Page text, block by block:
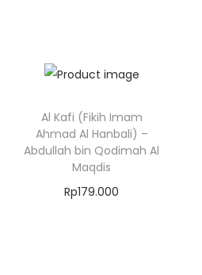
Al Kafi (Fikih Imam
Ahmad Al Hanbali) –
Abdullah bin Qodimah Al
Maqdis
Rp179.000